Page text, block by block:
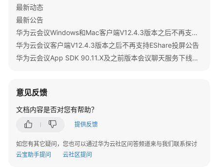
户
端
SDK
参
考
述
SDK
下
SDK
最新动态
最新公告
华为云会议Windows和Mac客户端V12.4.3版本之后不再支持IdeaShare投屏公告
华为云会议客户端V12.4.3版本之后不再支持EShare投屏公告
华为云会议App SDK 90.11.X及之前版本会议聊天服务下线公告
意见反馈
文档内容是否对您有帮助？
提供反馈
如您有其它疑问，您也可以通过华为云社区问答频道来与我们联系探讨
云宝助手提问
云社区提问